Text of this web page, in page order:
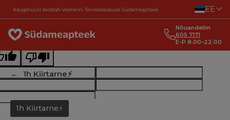
EE
Nõuandeliin
605 7171
E-P 8.00-22.00
1h Kiirtarne⚡
1h Kiirtarne⚡
text
this translation
feedback will be used to help improve Google Translate